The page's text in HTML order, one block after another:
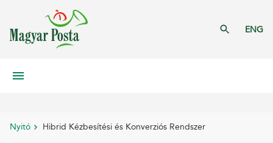
ENG
Nyitó Hibrid Kézbesítési és Konverziós Rendszer